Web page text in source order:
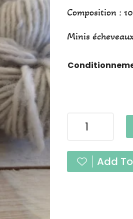
Composition :
Minis
quantité
Pure
Single
Add